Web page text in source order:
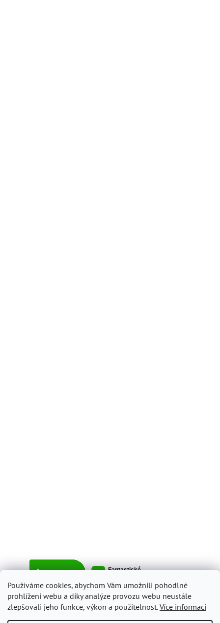
Používáme cookies, abychom Vám umožnili pohodlné
prohlížení webu a díky analýze provozu webu neustále
zlepšovali jeho funkce, výkon a použitelnost.Více informací